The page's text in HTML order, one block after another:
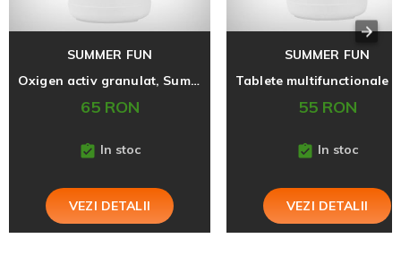
SUMMER FUN
Oxigen activ granulat, Summer Fun, 1 kg
65 RON
In stoc
VEZI DETALII
SUMMER FUN
55 RON
In stoc
VEZI DETALII